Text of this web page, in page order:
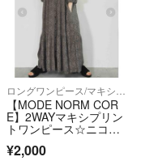
ロングワンピース/マキシワンピース
【MODE NORM COR
E】2WAYマキシプリン
トワンピース☆ニコア
¥2,000